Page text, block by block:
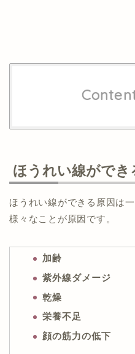
ほうれい線ができ
ほうれい線ができる原因は
様々なことが原因です。
加齢
紫外線ダメージ
乾燥
栄養不足
顔の筋力の低下